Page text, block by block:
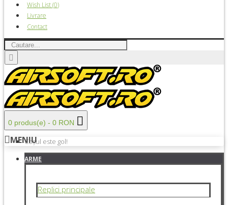
Wish List (0)
Livrare
Contact
0 produs(e) - 0 RON
Coșul este gol!
MENIU
ARME
Replici principale